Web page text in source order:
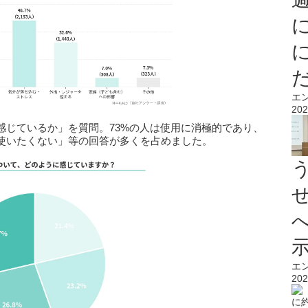
ているか」を質問。73%の人は使用に消極的であり、
たくない」等の回答が多くを占めました。
エ
エ